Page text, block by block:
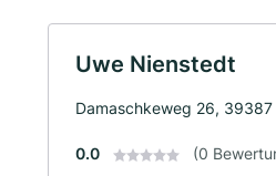
Uwe Nienstedt
Damaschkeweg 26,
0.0 (0